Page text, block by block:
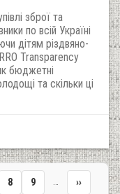
зброї та
по всій Україні
дітям різдвяно-
Transparency
бюджетні
та скільки ці
Сторінка
8 Сторінка
9
Наступна
››